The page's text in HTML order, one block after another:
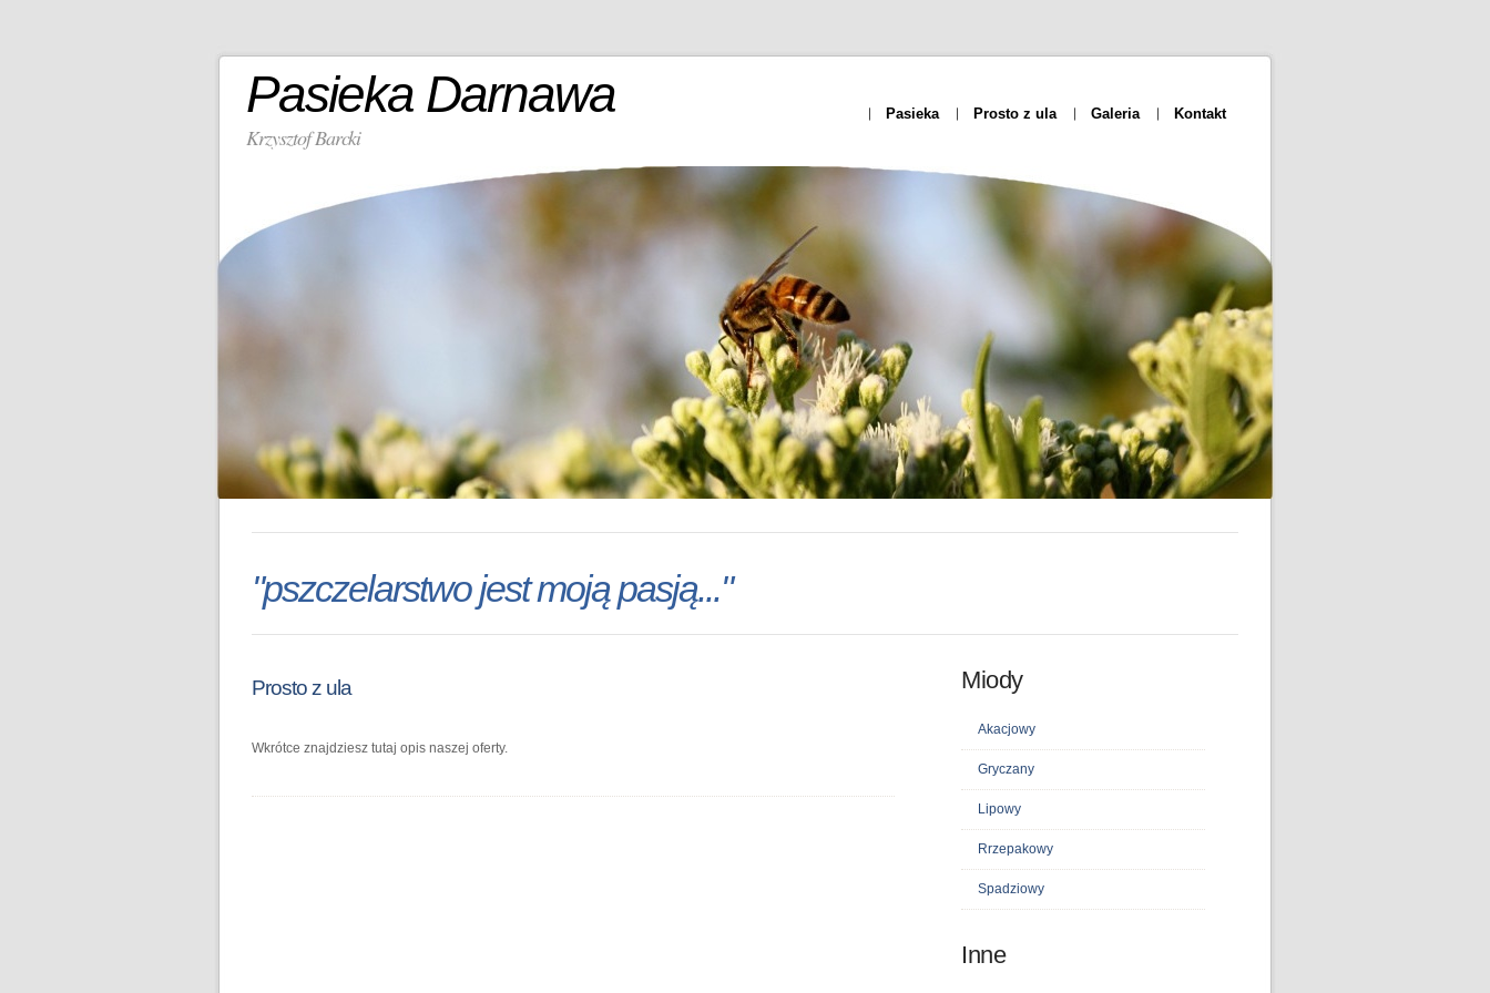
Pasieka Darnawa
Krzysztof Barcki
Pasieka Prosto z ula Galeria Kontakt
"pszczelarstwo jest moją pasją..."
Prosto z ula
Wkrótce znajdziesz tutaj opis naszej oferty.
Miody
Akacjowy
Gryczany
Lipowy
Rrzepakowy
Spadziowy
Inne